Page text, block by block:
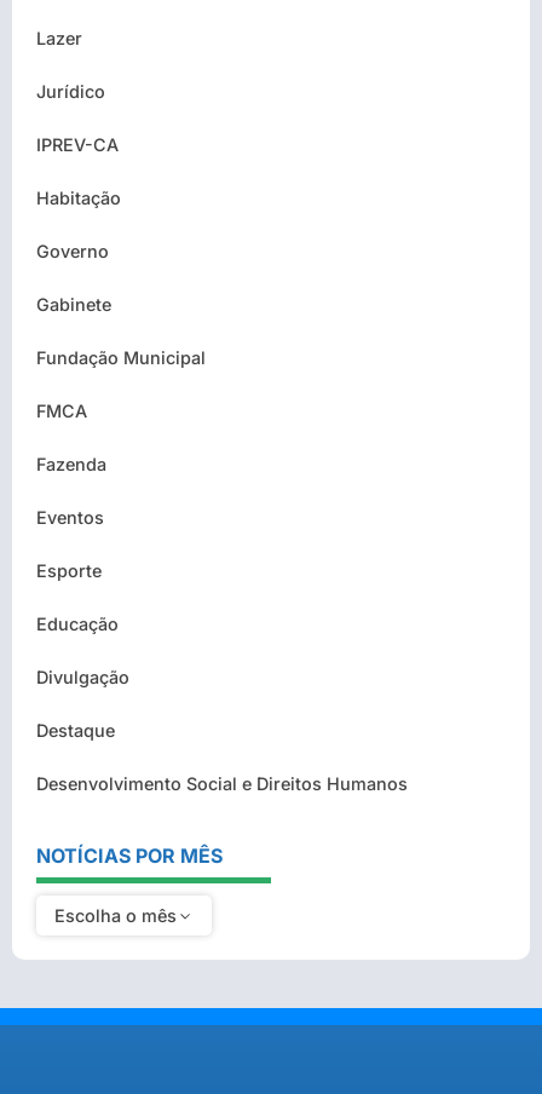
Lazer
Jurídico
IPREV-CA
Habitação
Governo
Gabinete
Fundação Municipal
FMCA
Fazenda
Eventos
Esporte
Educação
Divulgação
Destaque
Desenvolvimento Social e Direitos Humanos
NOTÍCIAS POR MÊS
Escolha o mês